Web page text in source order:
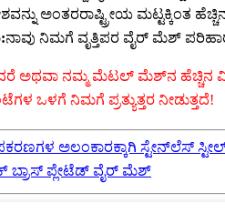
ಅಂತರರಾಷ್ಟ್ರೀಯ ಮಟ್ಟಕ್ಕಿಂತ
ನಾವು ನಿಮಗೆ ವೃತ್ತಿಪರ ವೈರ್ ಮೆಶ್
ನಮ್ಮ ಮೆಟಲ್ ಮೆಶ್‌ನ ಹೆಚ್ಚಿನ
ಒಳಗೆ ನಿಮಗೆ ಪ್ರತ್ಯುತ್ತರ ನೀಡುತ್ತದೆ!
ಅಲಂಕಾರಕ್ಕಾಗಿ ಸ್ಟೇನ್‌ಲೆಸ್
ಬ್ರಾಸ್ ಪ್ಲೇಟೆಡ್ ವೈರ್ ಮೆಶ್